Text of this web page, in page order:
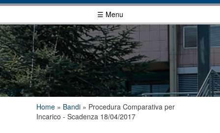
☰ Menu
Tu sei qui
Home » Bandi » Procedura Comparativa per
Incarico - Scadenza 18/04/2017